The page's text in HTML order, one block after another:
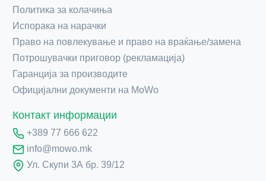
Политика за колачиња
Испорака на нарачки
Право на повлекување и право на враќање/замена
Потрошувачки приговор (рекламација)
Гаранција за производите
Официјални документи на MoWo
Контакт информации
+389 77 666 622
info@mowo.mk
Ул. Скупи 3А бр. 39/12